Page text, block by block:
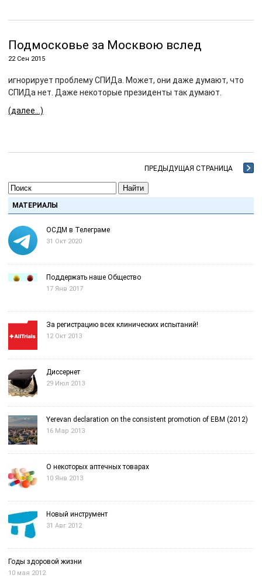
Подмосковье за Москвою вслед
22 Сен 2015
игнорирует проблему СПИДа. Может, они даже думают, что
СПИДа нет. Даже некоторые президенты так думают.
(далее…)
ПРЕДЫДУЩАЯ СТРАНИЦА
Найти
МАТЕРИАЛЫ
ОСДМ в Телеграме
31 Окт 2020
Поддержать наше Общество
17 Янв 2017
За регистрацию всех клинических испытаний!
12 Окт 2013
Диссернет
29 Июл 2013
Yerevan declaration on the consistent promotion of EBM (2012)
16 Мар 2013
О некоторых аптечных товарах
10 Янв 2013
Новый инструмент
31 Авг 2012
Годы здоровой жизни
10 мая 2012